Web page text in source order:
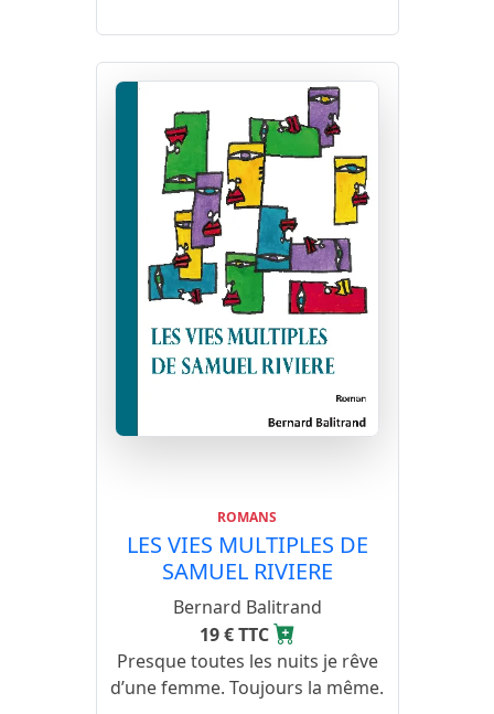
ROMANS
LES VIES MULTIPLES DE
SAMUEL RIVIERE
Bernard Balitrand
19 € TTC
Presque toutes les nuits je rêve
d’une femme. Toujours la même.